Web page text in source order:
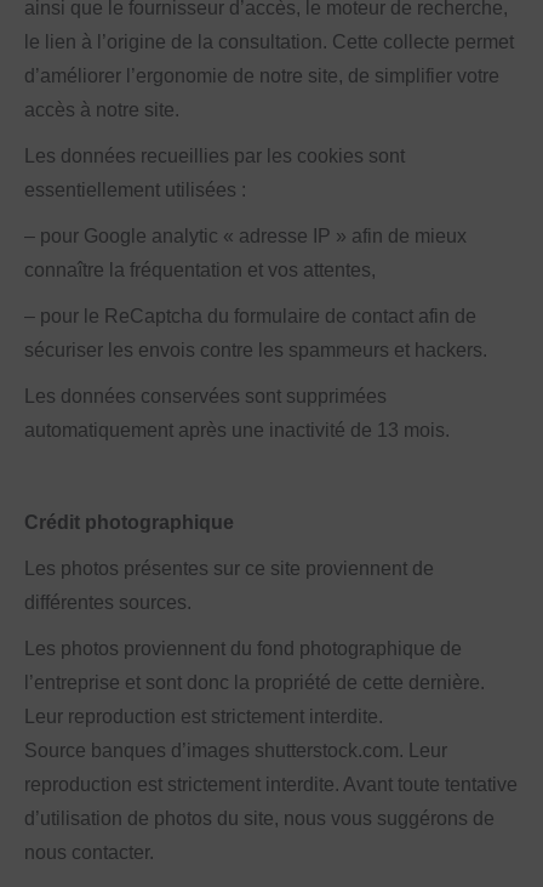
ainsi que le fournisseur d’accès, le moteur de recherche,
le lien à l’origine de la consultation. Cette collecte permet
d’améliorer l’ergonomie de notre site, de simplifier votre
accès à notre site.
Les données recueillies par les cookies sont
essentiellement utilisées :
– pour Google analytic « adresse IP » afin de mieux
connaître la fréquentation et vos attentes,
– pour le ReCaptcha du formulaire de contact afin de
sécuriser les envois contre les spammeurs et hackers.
Les données conservées sont supprimées
automatiquement après une inactivité de 13 mois.
Crédit photographique
Les photos présentes sur ce site proviennent de
différentes sources.
Les photos proviennent du fond photographique de
l’entreprise et sont donc la propriété de cette dernière.
Leur reproduction est strictement interdite.
Source banques d’images shutterstock.com. Leur
reproduction est strictement interdite. Avant toute tentative
d’utilisation de photos du site, nous vous suggérons de
nous contacter.